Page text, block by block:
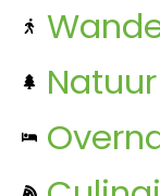
Natuur